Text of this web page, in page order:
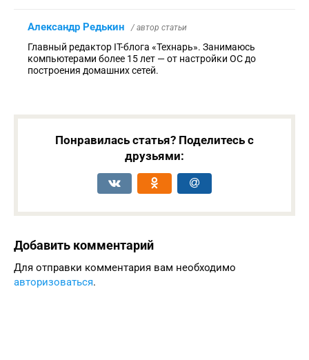
Александр Редькин / автор статьи
Главный редактор IT-блога «Технарь». Занимаюсь
компьютерами более 15 лет — от настройки ОС до
построения домашних сетей.
Понравилась статья? Поделитесь с
друзьями:
Добавить комментарий
Для отправки комментария вам необходимо
авторизоваться.